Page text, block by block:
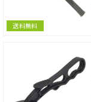
送料無料